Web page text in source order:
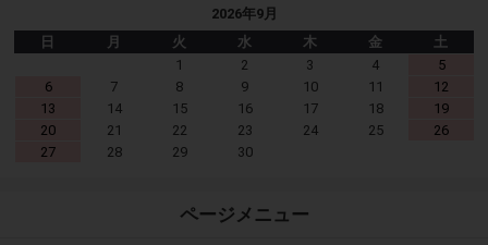
2026年9月
日
月 火 水 木 金
土
1
2 3 4
5
6
7 8 9 10 11
12
13
14 15 16 17 18
19
20
21 22 23 24 25
26
27
28 29 30
ページメニュー